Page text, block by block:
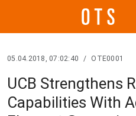
05.04.2018, 07:02:40 / OTE0001
UCB Strengthens
Capabilities With